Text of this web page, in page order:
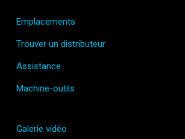
Emplacements
Trouver un distributeur
Assistance
Machine-outils
Galerie vidéo